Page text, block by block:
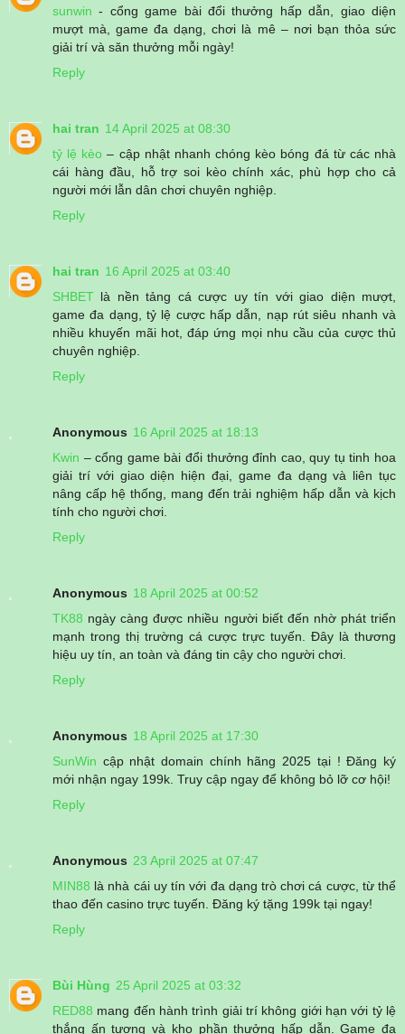
sunwin - cổng game bài đổi thưởng hấp dẫn, giao diện
mượt mà, game đa dạng, chơi là mê – nơi bạn thỏa sức
giải trí và săn thưởng mỗi ngày!
Reply
hai tran 14 April 2025 at 08:30
tỷ lệ kèo – cập nhật nhanh chóng kèo bóng đá từ các nhà
cái hàng đầu, hỗ trợ soi kèo chính xác, phù hợp cho cả
người mới lẫn dân chơi chuyên nghiệp.
Reply
hai tran 16 April 2025 at 03:40
SHBET là nền tảng cá cược uy tín với giao diện mượt,
game đa dạng, tỷ lệ cược hấp dẫn, nạp rút siêu nhanh và
nhiều khuyến mãi hot, đáp ứng mọi nhu cầu của cược thủ
chuyên nghiệp.
Reply
Anonymous 16 April 2025 at 18:13
Kwin – cổng game bài đổi thưởng đỉnh cao, quy tụ tinh hoa
giải trí với giao diện hiện đại, game đa dạng và liên tục
nâng cấp hệ thống, mang đến trải nghiệm hấp dẫn và kịch
tính cho người chơi.
Reply
Anonymous 18 April 2025 at 00:52
TK88 ngày càng được nhiều người biết đến nhờ phát triển
mạnh trong thị trường cá cược trực tuyến. Đây là thương
hiệu uy tín, an toàn và đáng tin cậy cho người chơi.
Reply
Anonymous 18 April 2025 at 17:30
SunWin cập nhật domain chính hãng 2025 tại ! Đăng ký
mới nhận ngay 199k. Truy cập ngay để không bỏ lỡ cơ hội!
Reply
Anonymous 23 April 2025 at 07:47
MIN88 là nhà cái uy tín với đa dạng trò chơi cá cược, từ thể
thao đến casino trực tuyến. Đăng ký tặng 199k tại ngay!
Reply
Bùi Hùng 25 April 2025 at 03:32
RED88 mang đến hành trình giải trí không giới hạn với tỷ lệ
thắng ấn tượng và kho phần thưởng hấp dẫn. Game đa